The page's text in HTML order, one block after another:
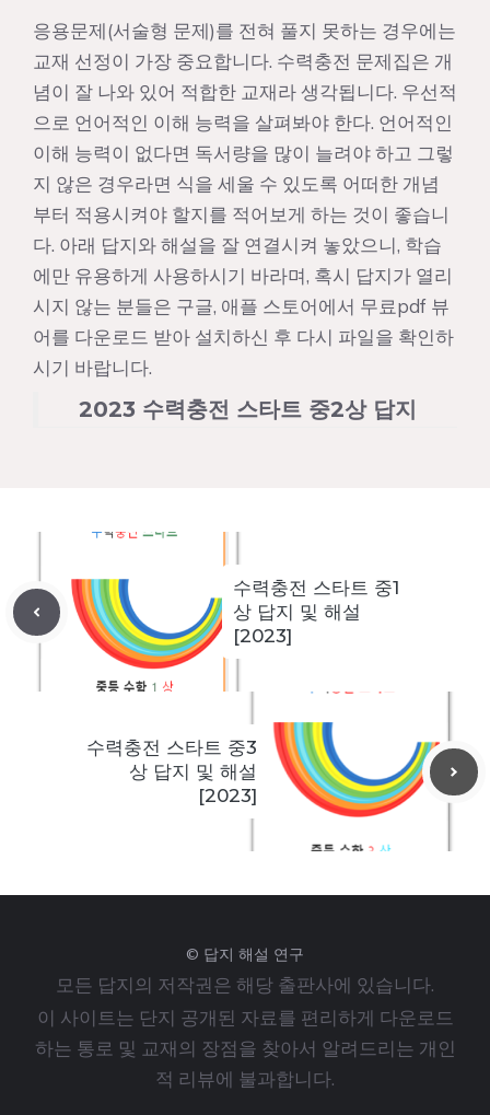
응용문제(서술형 문제)를 전혀 풀지 못하는 경우에는
교재 선정이 가장 중요합니다. 수력충전 문제집은 개
념이 잘 나와 있어 적합한 교재라 생각됩니다. 우선적
으로 언어적인 이해 능력을 살펴봐야 한다. 언어적인
이해 능력이 없다면 독서량을 많이 늘려야 하고 그렇
지 않은 경우라면 식을 세울 수 있도록 어떠한 개념
부터 적용시켜야 할지를 적어보게 하는 것이 좋습니
다. 아래 답지와 해설을 잘 연결시켜 놓았으니, 학습
에만 유용하게 사용하시기 바라며, 혹시 답지가 열리
시지 않는 분들은 구글, 애플 스토어에서 무료pdf 뷰
어를 다운로드 받아 설치하신 후 다시 파일을 확인하
시기 바랍니다.
2023 수력충전 스타트 중2상 답지
수력충전 스타트 중1
상 답지 및 해설
[2023]
수력충전 스타트 중3
상 답지 및 해설
[2023]
© 답지 해설 연구
모든 답지의 저작권은 해당 출판사에 있습니다.
이 사이트는 단지 공개된 자료를 편리하게 다운로드
하는 통로 및 교재의 장점을 찾아서 알려드리는 개인
적 리뷰에 불과합니다.